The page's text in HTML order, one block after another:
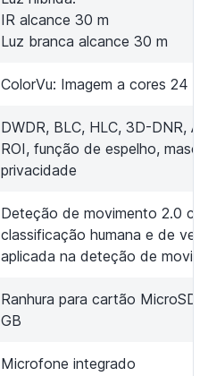
IR alcance 30 m
Luz branca alcance 30 m
ColorVu: Imagem a cores 24
DWDR, BLC, HLC, 3D-DNR,
ROI, função de espelho,
privacidade
Deteção de movimento 2.0
classificação humana e de
aplicada na deteção de
Ranhura para cartão MicroSD
GB
Microfone integrado